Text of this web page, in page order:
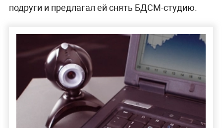
подруги и предлагал ей снять БДСМ-студию.